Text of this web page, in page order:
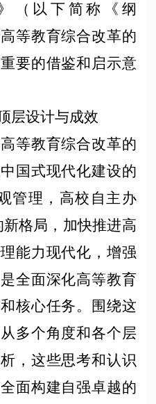
》（以下简称《纲
等教育综合改革的
要的借鉴和启示意
层设计与成效
等教育综合改革的
国式现代化建设的
管理，高校自主办
格局，加快推进高
能力现代化，增强
全面深化高等教育
核心任务。围绕这
多个角度和各个层
，这些思考和认识
面构建自强卓越的